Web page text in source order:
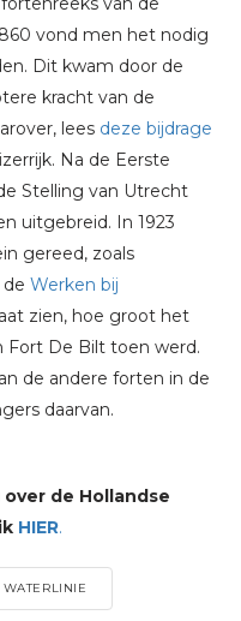
vond men het nodig
Dit kwam door de
kracht van de
lees deze bijdrage
Na de Eerste
Stelling van Utrecht
uitgebreid. In 1923
gereed, zoals
Werken bij
zien, hoe groot het
Fort De Bilt toen werd.
de andere forten in de
daarvan.
de Hollandse
HIER.